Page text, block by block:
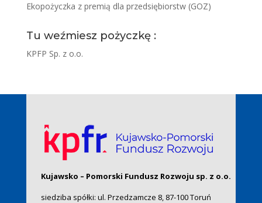
Ekopożyczka z premią dla przedsiębiorstw (GOZ)
Tu weźmiesz pożyczkę :
KPFP Sp. z o.o.
Kujawsko – Pomorski Fundusz Rozwoju sp. z o.o.
siedziba spółki: ul. Przedzamcze 8, 87-100 Toruń